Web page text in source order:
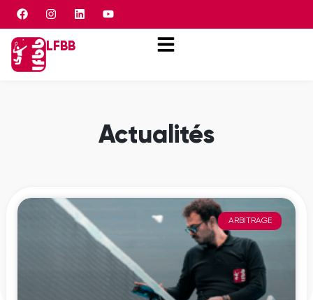
Panneau de gestion des cookies
LFBB
Actualités
ARBITRAGE